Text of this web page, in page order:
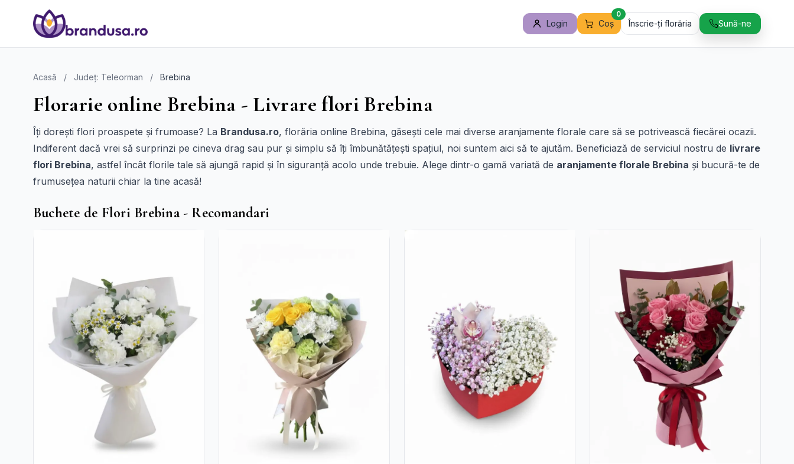
Login Coș
0
Înscrie-ți florăria Sună-ne
Acasă / Județ: Teleorman / Brebina
Florarie online Brebina - Livrare flori Brebina
Îți dorești flori proaspete și frumoase? La Brandusa.ro, florăria online Brebina, găsești cele mai diverse aranjamente florale care să se potrivească fiecărei ocazii.
Indiferent dacă vrei să surprinzi pe cineva drag sau pur și simplu să îți îmbunătățești spațiul, noi suntem aici să te ajutăm. Beneficiază de serviciul nostru de livrare
flori Brebina, astfel încât florile tale să ajungă rapid și în siguranță acolo unde trebuie. Alege dintr-o gamă variată de aranjamente florale Brebina și bucură-te de
frumusețea naturii chiar la tine acasă!
Buchete de Flori Brebina - Recomandari